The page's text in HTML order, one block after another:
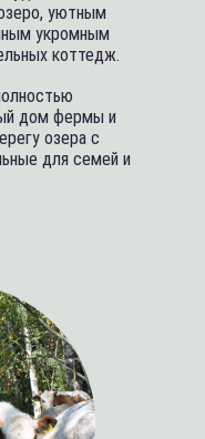
уютным
укромным
коттедж.
дом фермы и
озера с
для семей и